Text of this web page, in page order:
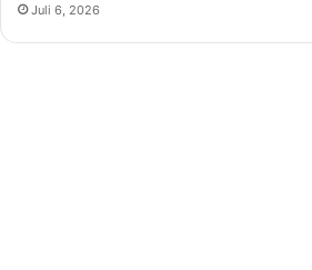
Juli 6, 2026